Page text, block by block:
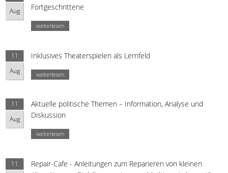
Aug
Fortgeschrittene
weiterlesen
11
Aug
Inklusives Theaterspielen als Lernfeld
weiterlesen
11
Aug
Aktuelle politische Themen – Information, Analyse und
Diskussion
weiterlesen
11
Repair-Cafe - Anleitungen zum Reparieren von kleinen